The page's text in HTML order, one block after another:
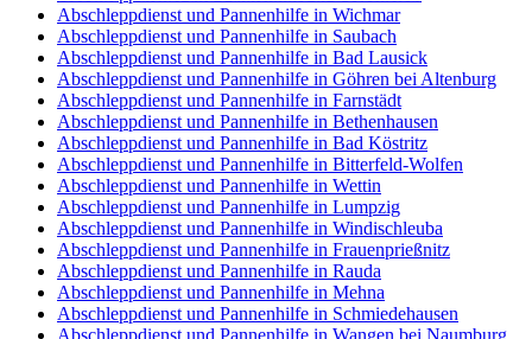
Abschleppdienst und Pannenhilfe in Wichmar
Abschleppdienst und Pannenhilfe in Saubach
Abschleppdienst und Pannenhilfe in Bad Lausick
Abschleppdienst und Pannenhilfe in Göhren bei Altenburg
Abschleppdienst und Pannenhilfe in Farnstädt
Abschleppdienst und Pannenhilfe in Bethenhausen
Abschleppdienst und Pannenhilfe in Bad Köstritz
Abschleppdienst und Pannenhilfe in Bitterfeld-Wolfen
Abschleppdienst und Pannenhilfe in Wettin
Abschleppdienst und Pannenhilfe in Lumpzig
Abschleppdienst und Pannenhilfe in Windischleuba
Abschleppdienst und Pannenhilfe in Frauenprießnitz
Abschleppdienst und Pannenhilfe in Rauda
Abschleppdienst und Pannenhilfe in Mehna
Abschleppdienst und Pannenhilfe in Schmiedehausen
Abschleppdienst und Pannenhilfe in Wangen bei Naumburg